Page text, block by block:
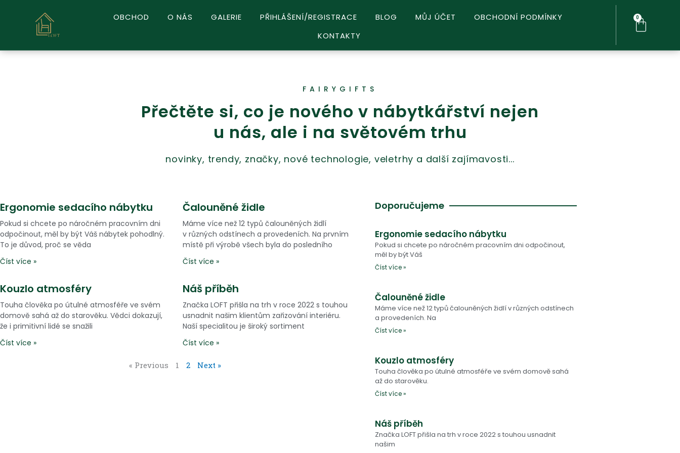
OBCHOD O NÁS GALERIE PŘIHLÁŠENÍ/REGISTRACE BLOG MŮJ ÚČET
OBCHODNÍ PODMÍNKY
KONTAKTY
0
Cart
FAIRYGIFTS
Přečtěte si, co je nového v nábytkářství nejen
u nás, ale i na světovém trhu
novinky, trendy, značky, nové technologie, veletrhy a další zajímavosti...
Ergonomie sedacího nábytku
Pokud si chcete po náročném pracovním dni
odpočinout, měl by být Váš nábytek pohodlný.
To je důvod, proč se věda
Číst více »
Čalouněné židle
Máme více než 12 typů čalouněných židlí
v různých odstínech a provedeních. Na prvním
místě při výrobě všech byla do posledního
Číst více »
Kouzlo atmosféry
Touha člověka po útulné atmosféře ve svém
domově sahá až do starověku. Vědci dokazují,
že i primitivní lidé se snažili
Číst více »
Náš příběh
Značka LOFT přišla na trh v roce 2022 s touhou
usnadnit našim klientům zařizování interiéru.
Naší specialitou je široký sortiment
Číst více »
« Previous 1
P
a
g
e
2 Next »
Doporučujeme
Ergonomie sedacího nábytku
Pokud si chcete po náročném pracovním dni odpočinout,
měl by být Váš
Číst více »
Čalouněné židle
Máme více než 12 typů čalouněných židlí v různých odstínech
a provedeních. Na
Číst více »
Kouzlo atmosféry
Touha člověka po útulné atmosféře ve svém domově sahá
až do starověku.
Číst více »
Náš příběh
Značka LOFT přišla na trh v roce 2022 s touhou usnadnit
našim